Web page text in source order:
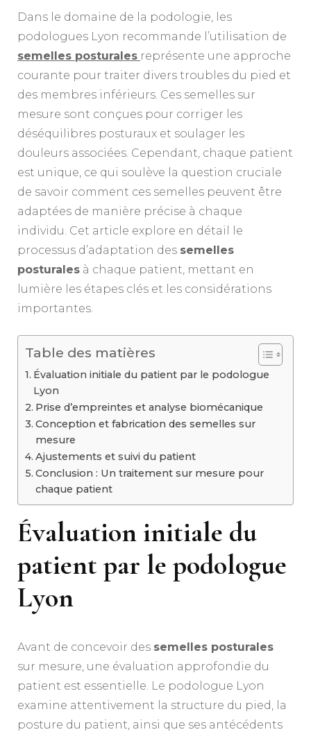
Dans le domaine de la podologie, les
podologues Lyon recommande l’utilisation de
semelles posturales représente une approche
courante pour traiter divers troubles du pied et
des membres inférieurs. Ces semelles sur
mesure sont conçues pour corriger les
déséquilibres posturaux et soulager les
douleurs associées. Cependant, chaque patient
est unique, ce qui soulève la question cruciale
de savoir comment ces semelles peuvent être
adaptées de manière précise à chaque
individu. Cet article explore en détail le
processus d’adaptation des semelles
posturales à chaque patient, mettant en
lumière les étapes clés et les considérations
importantes.
Table des matières
Évaluation initiale du patient par le podologue
Lyon
Prise d’empreintes et analyse biomécanique
Conception et fabrication des semelles sur
mesure
Ajustements et suivi du patient
Conclusion : Un traitement sur mesure pour
chaque patient
Évaluation initiale du
patient par le podologue
Lyon
Avant de concevoir des semelles posturales
sur mesure, une évaluation approfondie du
patient est essentielle. Le podologue Lyon
examine attentivement la structure du pied, la
posture du patient, ainsi que ses antécédents